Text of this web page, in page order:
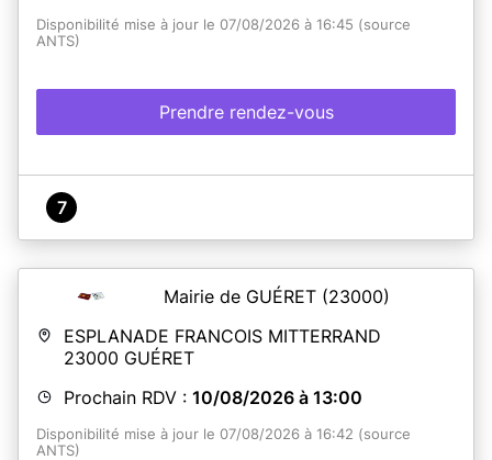
Disponibilité mise à jour le 07/08/2026 à 16:45 (source
ANTS)
Prendre rendez-vous
7
Mairie de GUÉRET (23000)
ESPLANADE FRANCOIS MITTERRAND
23000 GUÉRET
Prochain RDV : 10/08/2026 à 13:00
Disponibilité mise à jour le 07/08/2026 à 16:42 (source
ANTS)